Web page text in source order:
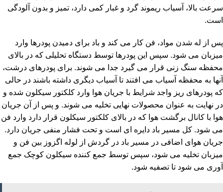
سرعت بالا، آسیاب ریموند گرد و غبار کمی دارد، تمیز و بدون آلودگی
است.
پس از له شدن مواد، فن کار می کند و باد برای دمیدن پودرها وارد
میزبان می شود. سپس این پودرها توسط دستگاه تحلیلی که در بالای
محفظه سنگ زنی قرار می گیرد جدا می شوند. برای پودرهای درشت،
آنها به محفظه آسیاب می افتند تا آسیاب دیگری داشته باشند در حالی
که پودرهای ریز واجد شرایط با جریان هوا وارد کلکتور سیکلون شده و
در نهایت به عنوان محصولات نهایی تخلیه می شوند. و پس از آن جریان
هوا با کانال برگشت هوا که در بالای کلکتور سیکلون قرار دارد وارد فن
می شود. کل مسیر باد دایره ای است و تحت فشار منفی جریان دارد.
جریان هوای اضافی در مسیر باد در گردش از لوله اگزوز بین فن و
میزبان تخلیه می شود، سپس توسط جمع کننده سیکلون کوچک جمع
آوری می شود تا تصفیه شود.